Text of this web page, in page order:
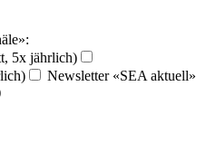
5x jährlich)
Newsletter «SEA aktuell»